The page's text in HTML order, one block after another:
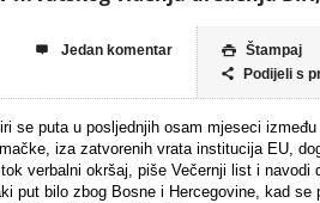
 Štampaj
 Podijeli s
 Jedan komentar
se puta u posljednjih osam mjeseci
iza zatvorenih vrata institucija EU,
verbalni okršaj, piše Večernji list i navodi
put bilo zbog Bosne i Hercegovine, kad se